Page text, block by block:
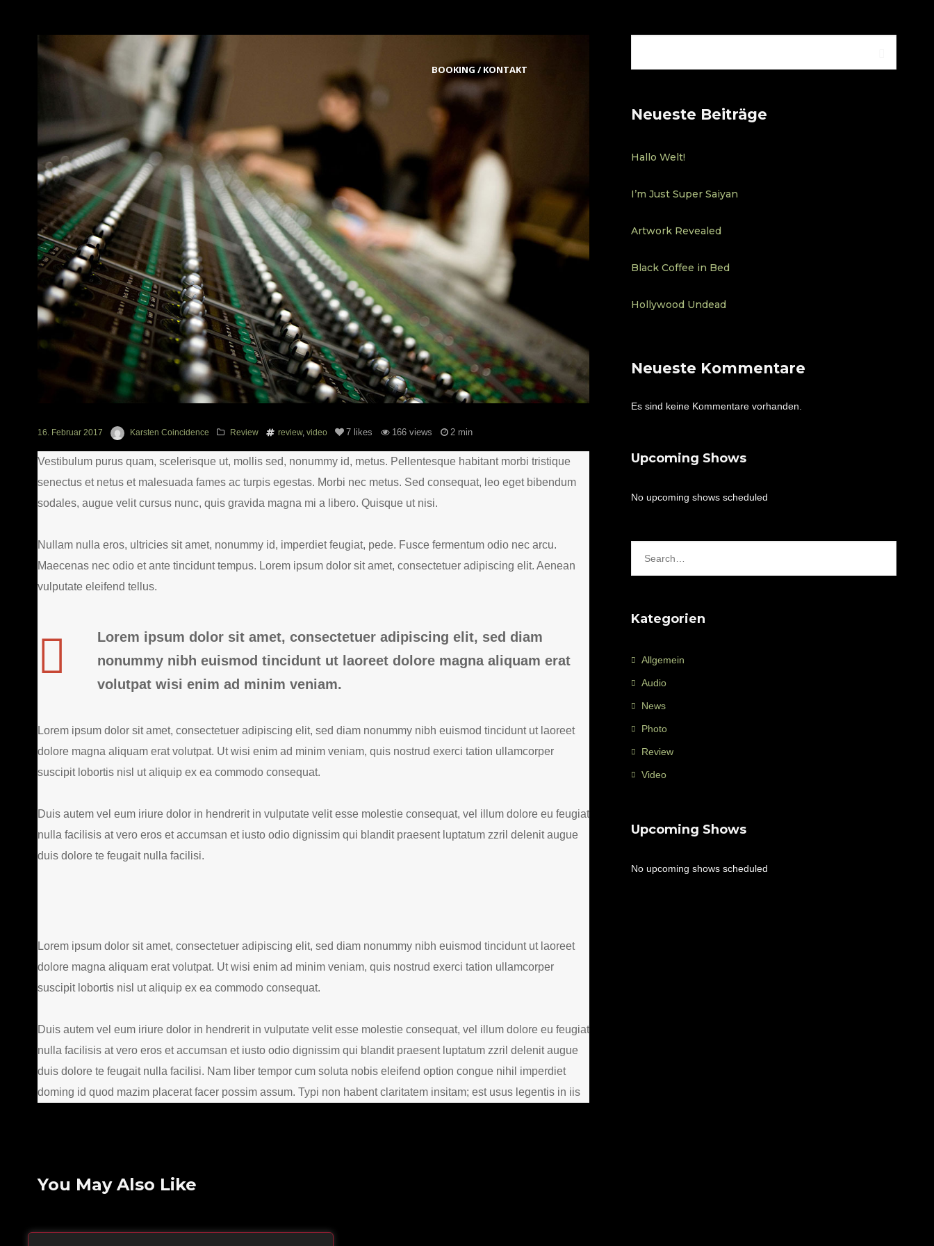
BOOKING / KONTAKT
16. Februar 2017 Karsten Coincidence Review review, video 7 likes 166 views 2 min
Vestibulum purus quam, scelerisque ut, mollis sed, nonummy id, metus. Pellentesque habitant morbi tristique
senectus et netus et malesuada fames ac turpis egestas. Morbi nec metus. Sed consequat, leo eget bibendum
sodales, augue velit cursus nunc, quis gravida magna mi a libero. Quisque ut nisi.
Nullam nulla eros, ultricies sit amet, nonummy id, imperdiet feugiat, pede. Fusce fermentum odio nec arcu.
Maecenas nec odio et ante tincidunt tempus. Lorem ipsum dolor sit amet, consectetuer adipiscing elit. Aenean
vulputate eleifend tellus.
Lorem ipsum dolor sit amet, consectetuer adipiscing elit, sed diam
nonummy nibh euismod tincidunt ut laoreet dolore magna aliquam erat
volutpat wisi enim ad minim veniam.
Lorem ipsum dolor sit amet, consectetuer adipiscing elit, sed diam nonummy nibh euismod tincidunt ut laoreet
dolore magna aliquam erat volutpat. Ut wisi enim ad minim veniam, quis nostrud exerci tation ullamcorper
suscipit lobortis nisl ut aliquip ex ea commodo consequat.
Duis autem vel eum iriure dolor in hendrerit in vulputate velit esse molestie consequat, vel illum dolore eu feugiat
nulla facilisis at vero eros et accumsan et iusto odio dignissim qui blandit praesent luptatum zzril delenit augue
duis dolore te feugait nulla facilisi.
Lorem ipsum dolor sit amet, consectetuer adipiscing elit, sed diam nonummy nibh euismod tincidunt ut laoreet
dolore magna aliquam erat volutpat. Ut wisi enim ad minim veniam, quis nostrud exerci tation ullamcorper
suscipit lobortis nisl ut aliquip ex ea commodo consequat.
Duis autem vel eum iriure dolor in hendrerit in vulputate velit esse molestie consequat, vel illum dolore eu feugiat
nulla facilisis at vero eros et accumsan et iusto odio dignissim qui blandit praesent luptatum zzril delenit augue
duis dolore te feugait nulla facilisi. Nam liber tempor cum soluta nobis eleifend option congue nihil imperdiet
doming id quod mazim placerat facer possim assum. Typi non habent claritatem insitam; est usus legentis in iis
You May Also Like
Neueste Beiträge
Hallo Welt!
I’m Just Super Saiyan
Artwork Revealed
Black Coffee in Bed
Hollywood Undead
Neueste Kommentare
Es sind keine Kommentare vorhanden.
Upcoming Shows
No upcoming shows scheduled
Kategorien
Allgemein
Audio
News
Photo
Review
Video
Upcoming Shows
No upcoming shows scheduled